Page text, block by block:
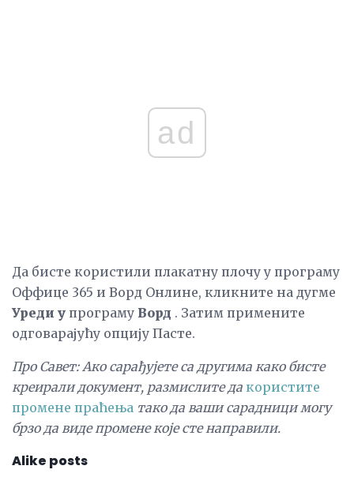
ad
Да бисте користили плакатну плочу у програму
Оффице 365 и Ворд Онлине, кликните на дугме
Уреди у програму Ворд . Затим примените
одговарајућу опцију Пасте.
Про Савет: Ако сарађујете са другима како бисте
креирали документ, размислите да користите
промене праћења тако да ваши сарадници могу
брзо да виде промене које сте направили.
Alike posts